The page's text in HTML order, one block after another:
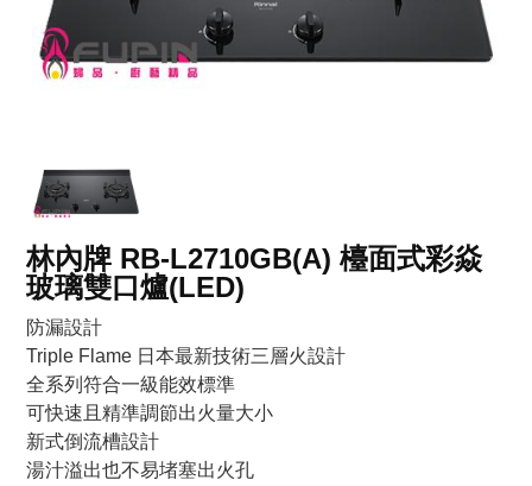
林內牌 RB-L2710GB(A) 檯面式彩焱
玻璃雙口爐(LED)
防漏設計
Triple Flame 日本最新技術三層火設計
全系列符合一級能效標準
可快速且精準調節出火量大小
新式倒流槽設計
湯汁溢出也不易堵塞出火孔